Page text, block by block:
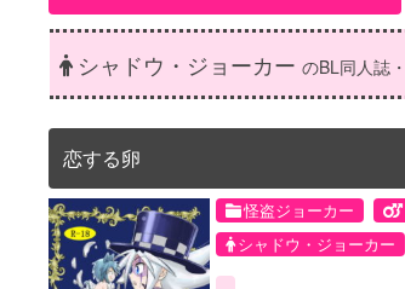
シャドウ・ジョーカーのBL同人誌
恋する卵
怪盗ジョーカー
シャドウ・ジョーカー